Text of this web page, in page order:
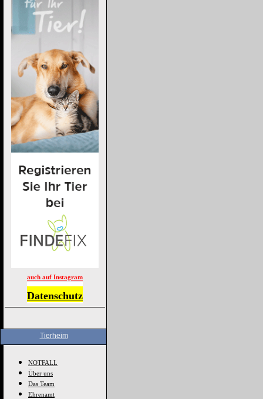
auch auf Instagram
Datenschutz
Tierheim
NOTFALL
Über uns
Das Team
Ehrenamt